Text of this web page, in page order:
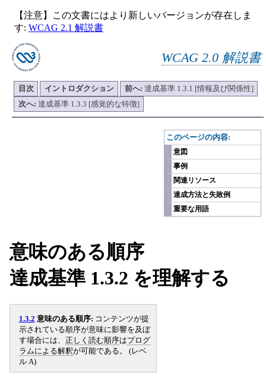
【注意】この文書にはより新しいバージョンが存在しま
す: WCAG 2.1 解説書
WCAG 2.0 解説書
目次 イントロダクション 前へ: 達成基準 1.3.1 [情報及び関係性]
次へ: 達成基準 1.3.3 [感覚的な特徴]
このページの内容:
意図
事例
関連リソース
達成方法と失敗例
重要な用語
意味のある順序
達成基準 1.3.2 を理解する
1.3.2 意味のある順序: コンテンツが提
示されている順序が意味に影響を及ぼ
す場合には、 正しく読む順序はプログ
ラムによる解釈が可能である。 (レベ
ル A)